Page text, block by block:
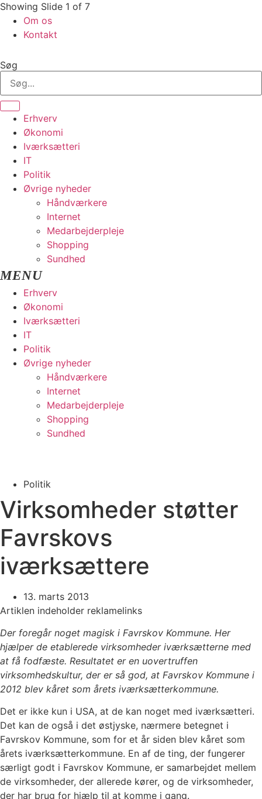
Showing Slide 1 of 7
Om os
Kontakt
Søg
Erhverv
Økonomi
Iværksætteri
IT
Politik
Øvrige nyheder
Håndværkere
Internet
Medarbejderpleje
Shopping
Sundhed
Erhverv
Økonomi
Iværksætteri
IT
Politik
Øvrige nyheder
Håndværkere
Internet
Medarbejderpleje
Shopping
Sundhed
Politik
Virksomheder støtter
Favrskovs
iværksættere
13. marts 2013
Artiklen indeholder reklamelinks
Der foregår noget magisk i Favrskov Kommune. Her
hjælper de etablerede virksomheder iværksætterne med
at få fodfæste. Resultatet er en uovertruffen
virksomhedskultur, der er så god, at Favrskov Kommune i
2012 blev kåret som årets iværksætterkommune.
Det er ikke kun i USA, at de kan noget med iværksætteri.
Det kan de også i det østjyske, nærmere betegnet i
Favrskov Kommune, som for et år siden blev kåret som
årets iværksætterkommune. En af de ting, der fungerer
særligt godt i Favrskov Kommune, er samarbejdet mellem
de virksomheder, der allerede kører, og de virksomheder,
der har brug for hjælp til at komme i gang.